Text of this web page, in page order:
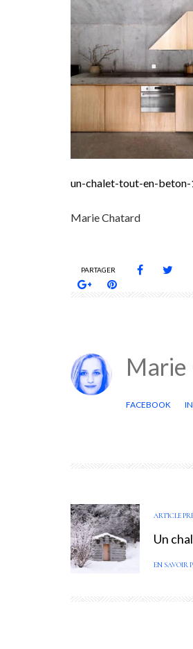
un-chalet-tout-en-beton-
Marie Chatard
PARTAGER
Marie
FACEBOOK
ARTICLE
Un
EN SAVOIR